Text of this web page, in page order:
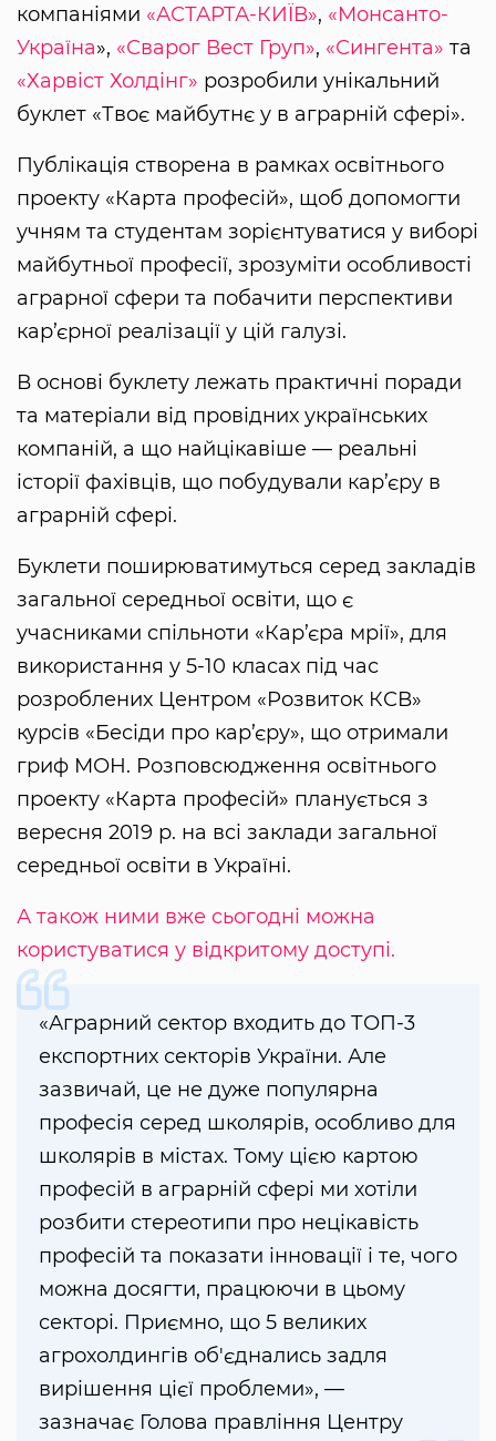
компаніями «АСТАРТА-КИЇВ», «Монсанто-
Україна», «Сварог Вест Груп», «Сингента» та
«Харвіст Холдінг» розробили унікальний
буклет «Твоє майбутнє у в аграрній сфері».
Публікація створена в рамках освітнього
проекту «Карта професій», щоб допомогти
учням та студентам зорієнтуватися у виборі
майбутньої професії, зрозуміти особливості
аграрної сфери та побачити перспективи
кар’єрної реалізації у цій галузі.
В основі буклету лежать практичні поради
та матеріали від провідних українських
компаній, а що найцікавіше — реальні
історії фахівців, що побудували кар’єру в
аграрній сфері.
Буклети поширюватимуться серед закладів
загальної середньої освіти, що є
учасниками спільноти «Кар’єра мрії», для
використання у 5-10 класах під час
розроблених Центром «Розвиток КСВ»
курсів «Бесіди про кар’єру», що отримали
гриф МОН. Розповсюдження освітнього
проекту «Карта професій» планується з
вересня 2019 р. на всі заклади загальної
середньої освіти в Україні.
А також ними вже сьогодні можна
користуватися у відкритому доступі.
«Аграрний сектор входить до ТОП-3
експортних секторів України. Але
зазвичай, це не дуже популярна
професія серед школярів, особливо для
школярів в містах. Тому цією картою
професій в аграрній сфері ми хотіли
розбити стереотипи про нецікавість
професій та показати інновації і те, чого
можна досягти, працюючи в цьому
секторі. Приємно, що 5 великих
агрохолдингів об'єднались задля
вирішення цієї проблеми», —
зазначає Голова правління Центру